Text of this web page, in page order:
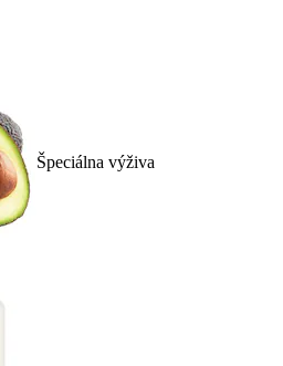
Špeciálna výživa